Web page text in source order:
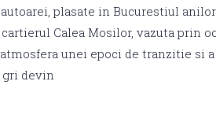
plasate in Bucurestiul
Calea Mosilor, vazuta prin
unei epoci de tranzitie si
devin